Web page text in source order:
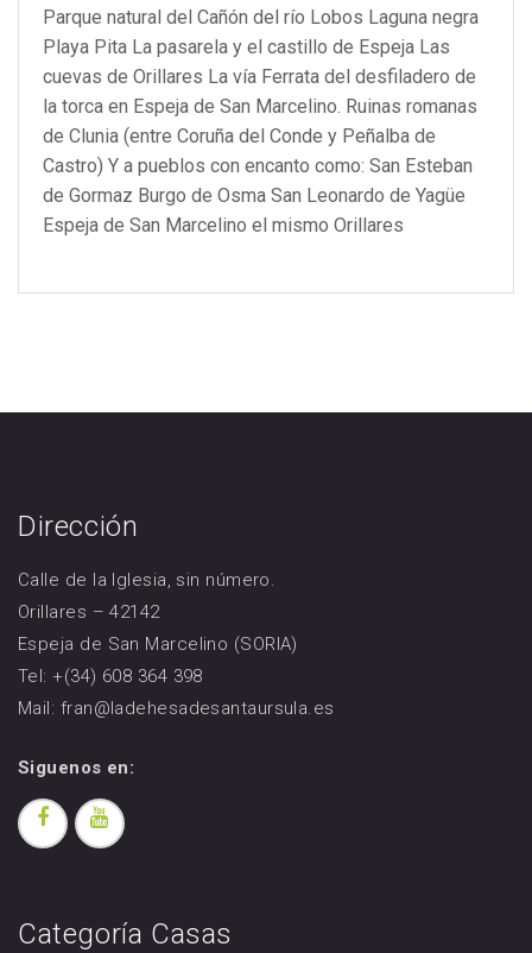
Parque natural del Cañón del río Lobos Laguna negra
Playa Pita La pasarela y el castillo de Espeja Las
cuevas de Orillares La vía Ferrata del desfiladero de
la torca en Espeja de San Marcelino. Ruinas romanas
de Clunia (entre Coruña del Conde y Peñalba de
Castro) Y a pueblos con encanto como: San Esteban
de Gormaz Burgo de Osma San Leonardo de Yagüe
Espeja de San Marcelino el mismo Orillares
Dirección
Calle de la Iglesia, sin número.
Orillares – 42142
Espeja de San Marcelino (SORIA)
Tel: +(34) 608 364 398
Mail: fran@ladehesadesantaursula.es
Siguenos en:
Categoría Casas